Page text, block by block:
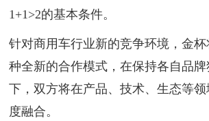
1+1>2的基本条件。
针对商用车行业新的竞争环境，金
种全新的合作模式，在保持各自品
下，双方将在产品、技术、生态等
度融合。